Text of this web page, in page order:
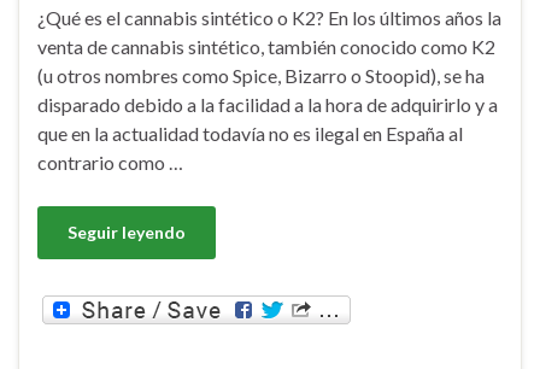
¿Qué es el cannabis sintético o K2? En los últimos años la
venta de cannabis sintético, también conocido como K2
(u otros nombres como Spice, Bizarro o Stoopid), se ha
disparado debido a la facilidad a la hora de adquirirlo y a
que en la actualidad todavía no es ilegal en España al
contrario como …
Seguir leyendo